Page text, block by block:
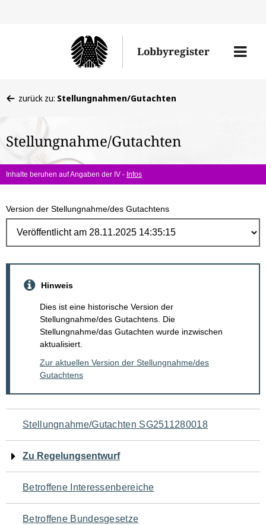
Lobbyregister
Menü
befinden
hier:
zurück zu: Stellungnahmen/Gutachten
Stellungnahme/Gutachten
Inhalte beruhen auf Angaben der IV - Infos
Version der Stellungnahme/des Gutachtens
Hinweis
Dies ist eine historische Version der
Stellungnahme/des Gutachtens. Die
Stellungnahme/das Gutachten wurde inzwischen
aktualisiert.
Zur aktuellen Version der Stellungnahme/des
Gutachtens
Navigation
für
den
Seiteninhalt
Stellungnahme/Gutachten SG2511280018
Zu Regelungsentwurf
Betroffene Interessenbereiche
Betroffene Bundesgesetze